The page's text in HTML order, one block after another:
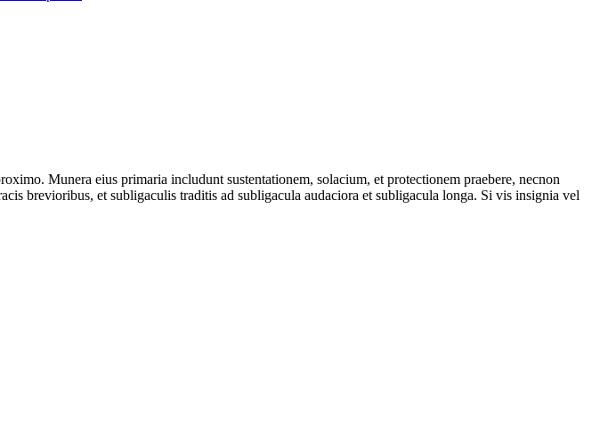
Munera eius primaria includunt sustentationem, solacium, et protectionem praebere, necnon
brevioribus, et subligaculis traditis ad subligacula audaciora et subligacula longa. Si vis insignia vel